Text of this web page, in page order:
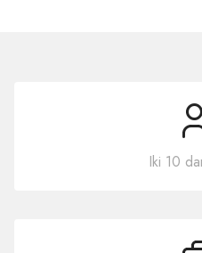
Iki 10